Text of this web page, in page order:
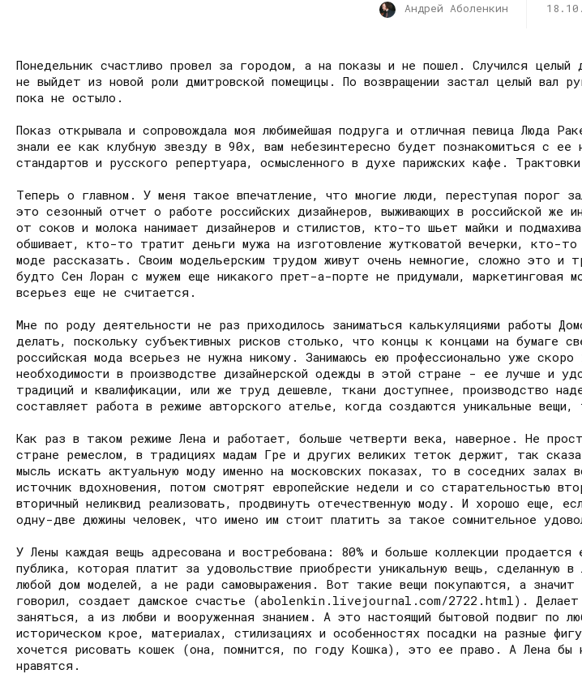
Андрей Аболенкин
Понедельник счастливо провел за городом, а на показы и не пошел. Случился
не выйдет из новой роли дмитровской помещицы. По возвращении застал целый вал
пока не остыло.
Показ открывала и сопровождала моя любимейшая подруга и отличная певица
знали ее как клубную звезду в 90х, вам небезинтересно будет познакомиться с ее
стандартов и русского репертуара, осмысленного в духе парижских кафе.
Теперь о главном. У меня такое впечатление, что многие люди, переступая порог
это сезонный отчет о работе российских дизайнеров, выживающих в российской
от соков и молока нанимает дизайнеров и стилистов, кто-то шьет майки и
обшивает, кто-то тратит деньги мужа на изготовление жутковатой вечерки, кто-
моде рассказать. Своим модельерским трудом живут очень немногие, сложно это
будто Сен Лоран с мужем еще никакого прет-а-порте не придумали, маркетинговая
всерьез еще не считается.
Мне по роду деятельности не раз приходилось заниматься калькуляциями работы
делать, поскольку субъективных рисков столько, что концы к концами на бумаге
российская мода всерьез не нужна никому. Занимаюсь ею профессионально уже
необходимости в производстве дизайнерской одежды в этой стране - ее лучше и
традиций и квалификации, или же труд дешевле, ткани доступнее, производство
составляет работа в режиме авторского ателье, когда создаются уникальные вещи,
Как раз в таком режиме Лена и работает, больше четверти века, наверное. Не
стране ремеслом, в традициях мадам Гре и других великих теток держит, так
мысль искать актуальную моду именно на московских показах, то в соседних залах
источник вдохновения, потом смотрят европейские недели и со старательностью
вторичный неликвид реализовать, продвинуть отечественную моду. И хорошо еще,
одну-две дюжины человек, что имено им стоит платить за такое сомнительное
У Лены каждая вещь адресована и востребована: 80% и больше коллекции
публика, которая платит за удовольствие приобрести уникальную вещь, сделанную
любой дом моделей, а не ради самовыражения. Вот такие вещи покупаются, а
говорил, создает дамское счастье (abolenkin.livejournal.com/2722.html).
заняться, а из любви и вооруженная знанием. А это настоящий бытовой подвиг по
историческом крое, материалах, стилизациях и особенностях посадки на разные
хочется рисовать кошек (она, помнится, по году Кошка), это ее право. А Лена бы
нравятся.